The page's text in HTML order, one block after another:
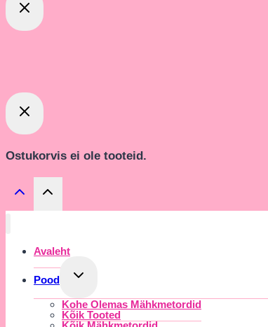
Ostukorvis ei ole tooteid.
Avaleht
Pood
Toggle
Menu
Kohe Olemas Mähkmetordid
Kõik Tooted